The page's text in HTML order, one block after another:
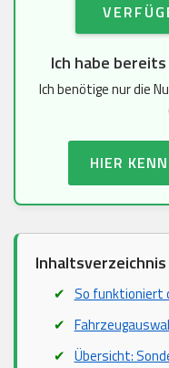
Ich habe
Ich benötige nur die
HIER
Inhaltsverzeichnis
So funktioniert
Übersicht: